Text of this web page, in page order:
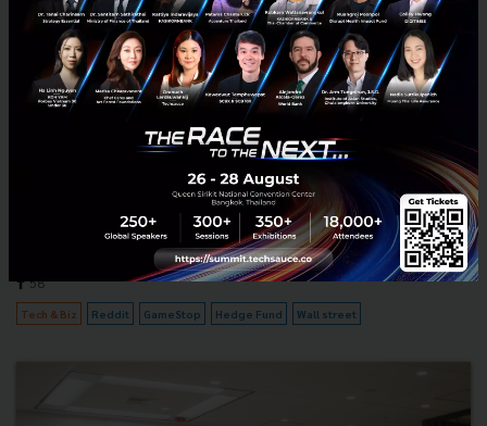
บทเรียน GAMESTOP เมื่อตลาดถูกเปลี่ยนเป็น MONEY GAME
และอาจเป็นจุดเริ่มต้นของฟองสบู่ตลาดหุ้นสหรัฐฯ หรือไม่
ดูเหมือนว่าสงครามในตลาดการเงินที่รายย่อยได้โต้กลับนักการเงินใน Wall
street โดยเฉพาะกลุ่ม Hedge Fund นั้นจะเริ่มขยายวงกว้าง จากจุดเริ่มต้น
ที่มีผู้ใช้งานในเว็บ Reddit ห้อง wallstreet...
Techsauce Team
58
Tech & Biz Reddit GameStop Hedge Fund Wall street